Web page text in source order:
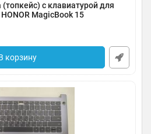
с клавиатурой для
MagicBook 15
корзину